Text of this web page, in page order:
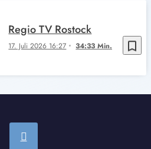
bookmark_border
17. Juli 2026 16:27 34:33 Min.
Regio TV Rostock